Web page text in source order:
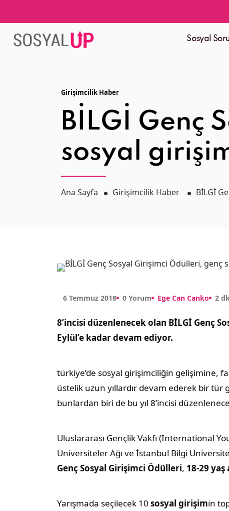
Sosyal
Girişimcilik Haber
BİLGİ Genç
sosyal
Ana Sayfa Girişimcilik Haber BİLGİ
6 Temmuz 2018 0 Yorum Ege Can Canko 2
8’incisi düzenlenecek olan BİLGİ Genç
Eylül’e kadar devam ediyor.
türkiye’de sosyal girişimciliğin gelişimine,
üstelik uzun yıllardır devam ederek bir
bunlardan biri de bu yıl 8’incisi
Uluslararası Gençlik Vakfı (International
Üniversiteler Ağı ve İstanbul Bilgi
Genç Sosyal Girişimci Ödülleri, 18-29 yaş
Yarışmada seçilecek 10 sosyal girişimin